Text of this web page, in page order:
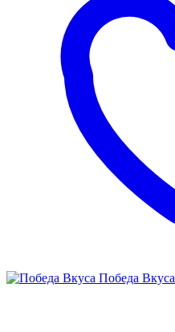
Победа Вкуса